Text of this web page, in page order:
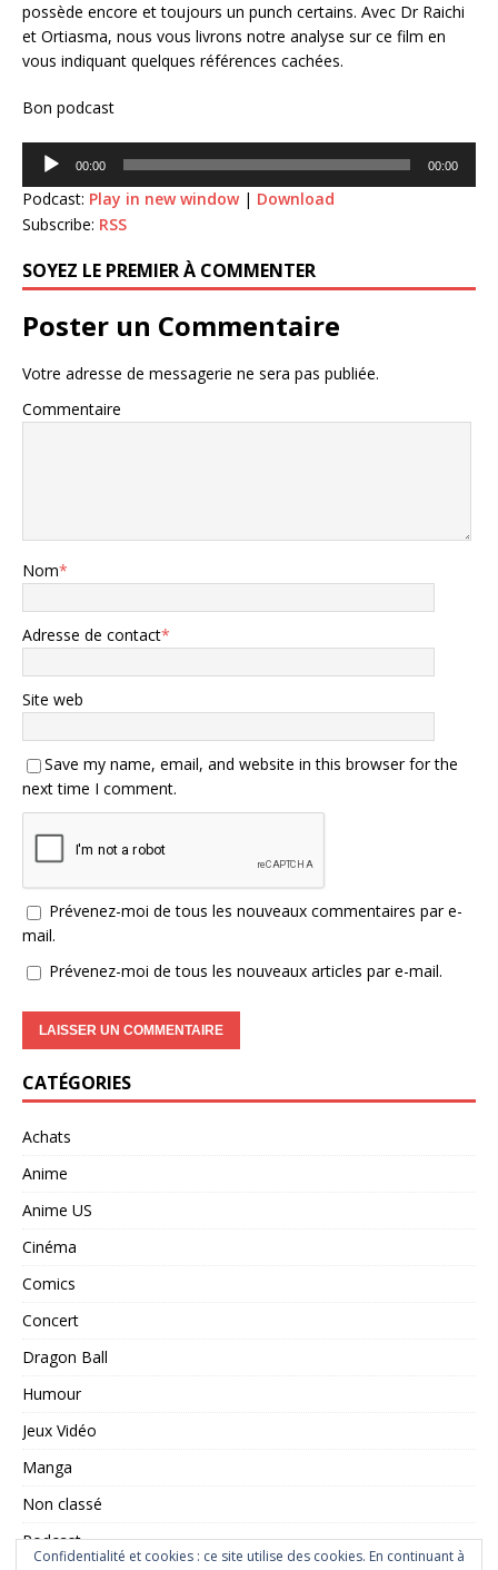
possède encore et toujours un punch certains. Avec Dr Raichi
et Ortiasma, nous vous livrons notre analyse sur ce film en
vous indiquant quelques références cachées.
Bon podcast
Lecteur
audio
00:00 00:00
Podcast: Play in new window| Download
Subscribe: RSS
SOYEZ LE PREMIER À COMMENTER
Poster un Commentaire
Votre adresse de messagerie ne sera pas publiée.
Commentaire
Nom*
Adresse de contact*
Site web
Save my name, email, and website in this browser for the
next time I comment.
Prévenez-moi de tous les nouveaux commentaires par e-
mail.
Prévenez-moi de tous les nouveaux articles par e-mail.
CATÉGORIES
Achats
Anime
Anime US
Cinéma
Comics
Concert
Dragon Ball
Humour
Jeux Vidéo
Manga
Non classé
Podcast
Confidentialité et cookies : ce site utilise des cookies. En continuant à